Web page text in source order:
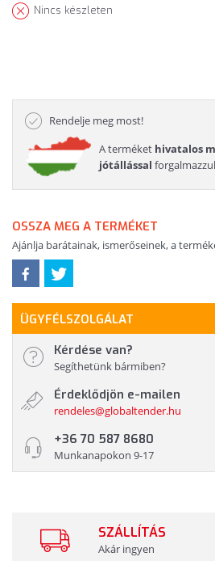
Nincs készleten
Rendelje meg most!
A terméket hivatalos
jótállással
OSSZA MEG A TERMÉKET
Ajánlja barátainak, ismerőseinek, a
ÜGYFÉLSZOLGÁLAT
Kérdése van?
Segíthetünk bármiben?
Érdeklődjön e-mailen
rendeles@globaltender.hu
+36 70 587 8680
Munkanapokon 9-17
SZÁLLÍTÁS
Akár ingyen